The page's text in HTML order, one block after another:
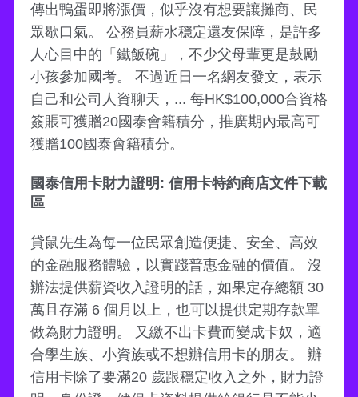
傳出鴨蛋即將漲價，似乎沒有想要讓攤商、民
眾歇口氣。 公務員薪水穩定還友保障，是許多
人心目中的「鐵飯碗」，不少父母輩更是鼓勵
小孩參加國考。 不過近日一名網友發文，表示
自己和公司人資聊天，... 每HK$100,000合資格
簽賬可獲贈20國泰會籍積分，推廣期內最高可
獲贈100國泰會籍積分。
國泰信用卡財力證明: 信用卡特約商店文件下載
區
貸鼠先生為每一位民眾創造便捷、安全、高效
的金融服務體驗，以實踐普惠金融的價值。 沒
辦法提供薪資收入證明的話，如果定存總額 30
萬且存滿 6 個月以上，也可以提供定期存款單
做為財力證明。 又繳不出卡費而變成卡奴，適
合學生族、小資族或不想辦信用卡的朋友。 辦
信用卡除了要滿20 歲跟穩定收入之外，財力證